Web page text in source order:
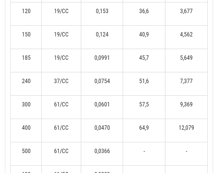
120 19/CC 0,153 36,6 3,677
150 19/CC 0,124 40,9 4,562
185 19/CC 0,0991 45,7 5,649
240 37/CC 0,0754 51,6 7,377
300 61/CC 0,0601 57,5 9,369
400 61/CC 0,0470 64,9 12,079
500 61/CC 0,0366 - -